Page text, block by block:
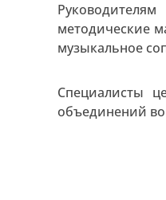
методические
музыкальное
Специалисты
объединений